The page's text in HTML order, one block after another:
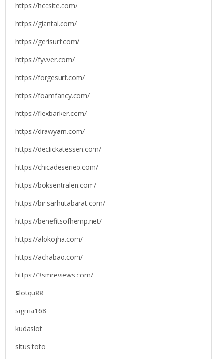
https://hccsite.com/
https://giantal.com/
https://gerisurf.com/
https://fyvver.com/
https://forgesurf.com/
https://foamfancy.com/
https://flexbarker.com/
https://drawyarn.com/
https://declickatessen.com/
https://chicadeserieb.com/
https://boksentralen.com/
https://binsarhutabarat.com/
https://benefitsofhemp.net/
https://alokojha.com/
https://achabao.com/
https://3smreviews.com/
Slotqu88
sigma168
kudaslot
situs toto